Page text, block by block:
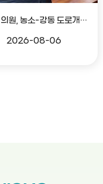
이주언 의원, 농소-강동 도로개설 민원 현장 점검
2026-08-06